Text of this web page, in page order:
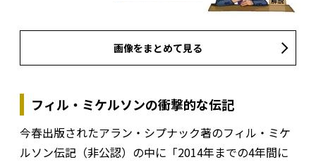
画像をまとめて見る
フィル・ミケルソンの衝撃的な伝記
今春出版されたアラン・シプナック著のフィル・ミケ
ルソン伝記（非公認）の中に「2014年までの4年間に